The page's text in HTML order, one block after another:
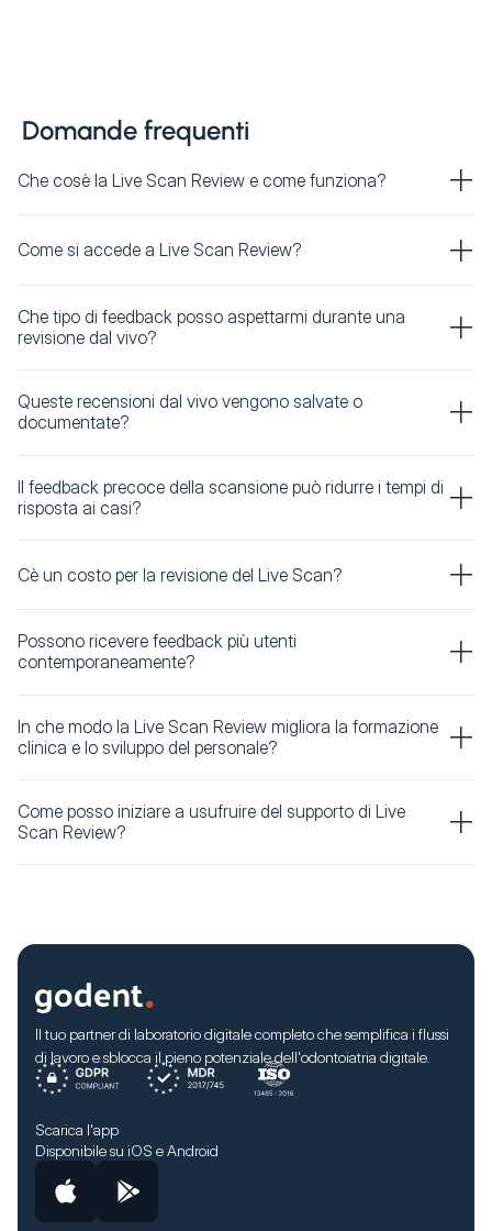
Domande frequenti
Che cosè la Live Scan Review e come funziona?
Come si accede a Live Scan Review?
Che tipo di feedback posso aspettarmi durante una
revisione dal vivo?
Queste recensioni dal vivo vengono salvate o
documentate?
Il feedback precoce della scansione può ridurre i tempi di
risposta ai casi?
Cè un costo per la revisione del Live Scan?
Possono ricevere feedback più utenti
contemporaneamente?
In che modo la Live Scan Review migliora la formazione
clinica e lo sviluppo del personale?
Come posso iniziare a usufruire del supporto di Live
Scan Review?
Il tuo partner di laboratorio digitale completo che semplifica i flussi
di lavoro e sblocca il pieno potenziale dell'odontoiatria digitale.
Scarica l'app
Disponibile su iOS e Android